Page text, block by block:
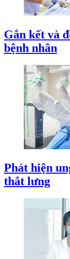
Gắn kết và
bệnh nhân
Phát hiện
thắt lưng